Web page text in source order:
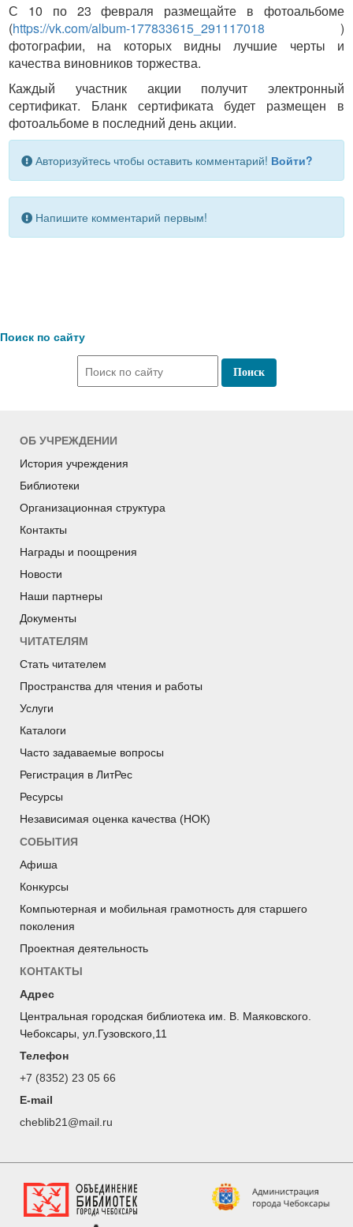
С 10 по 23 февраля размещайте в фотоальбоме
(https://vk.com/album-177833615_291117018 )
фотографии, на которых видны лучшие черты и
качества виновников торжества.
Каждый участник акции получит электронный
сертификат. Бланк сертификата будет размещен в
фотоальбоме в последний день акции.
Авторизуйтесь чтобы оставить комментарий! Войти?
Напишите комментарий первым!
Поиск по сайту
ОБ УЧРЕЖДЕНИИ
История учреждения
Библиотеки
Организационная структура
Контакты
Награды и поощрения
Новости
Наши партнеры
Документы
ЧИТАТЕЛЯМ
Стать читателем
Пространства для чтения и работы
Услуги
Каталоги
Часто задаваемые вопросы
Регистрация в ЛитРес
Ресурсы
Независимая оценка качества (НОК)
СОБЫТИЯ
Афиша
Конкурсы
Компьютерная и мобильная грамотность для старшего
поколения
Проектная деятельность
КОНТАКТЫ
Адрес
Центральная городская библиотека им. В. Маяковского.
Чебоксары, ул.Гузовского,11
Телефон
+7 (8352) 23 05 66
E-mail
cheblib21@mail.ru